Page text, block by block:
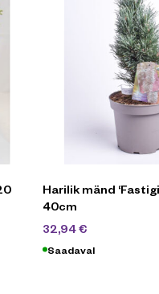
Harilik mänd
40cm
32,94€
Saadaval